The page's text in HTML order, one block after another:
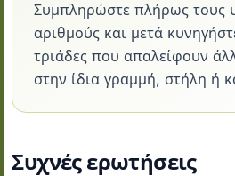
Συμπληρώστε πλήρως τους
αριθμούς και μετά
τριάδες που απαλείφουν
στην ίδια γραμμή, στήλη ή
Συχνές ερωτήσεις